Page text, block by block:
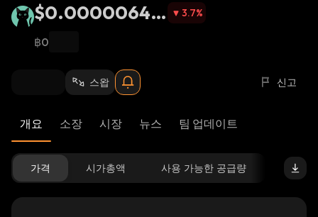
$0.00000644
7
3.7%
฿0
스왑 신고
개요 소장 시장 뉴스 팀 업데이트
가격 시가총액 사용 가능한 공급량